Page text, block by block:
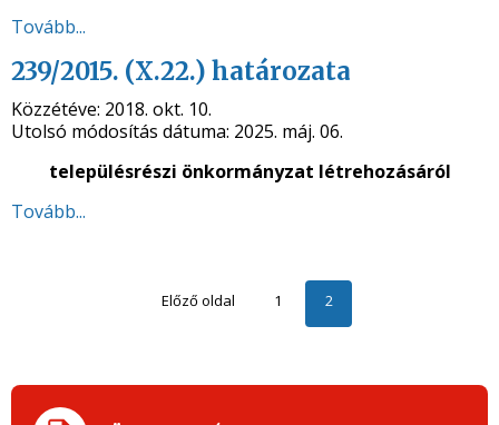
Tovább...
239/2015. (X.22.) határozata
Közzétéve: 2018. okt. 10.
Utolsó módosítás dátuma: 2025. máj. 06.
településrészi önkormányzat létrehozásáról
Tovább...
Előző oldal 1 2